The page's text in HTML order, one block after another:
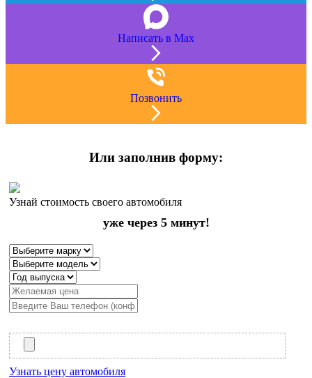
Написать в Max
Позвонить
Или заполнив форму:
Узнай стоимость своего автомобиля
уже через 5 минут!
Узнать цену автомобиля